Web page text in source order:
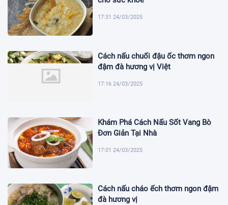
17:31 24/03/2025
Cách nấu chuối đậu ốc thơm ngon
đậm đà hương vị Việt
17:16 24/03/2025
Khám Phá Cách Nấu Sốt Vang Bò
Đơn Giản Tại Nhà
17:01 24/03/2025
Cách nấu cháo ếch thơm ngon đậm
đà hương vị